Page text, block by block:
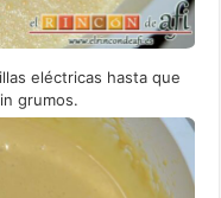
eléctricas hasta que
grumos.